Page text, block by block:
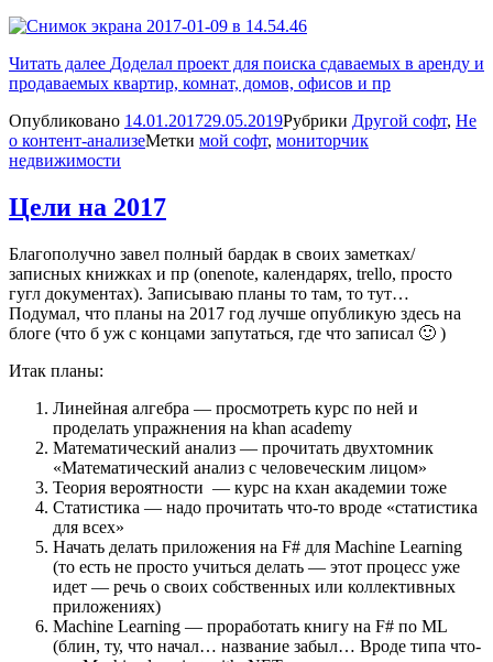
Читать далее Доделал проект для поиска сдаваемых в аренду и
продаваемых квартир, комнат, домов, офисов и пр
Опубликовано 14.01.201729.05.2019Рубрики Другой софт, Не
о контент-анализеМетки мой софт, мониторчик
недвижимости
Цели на 2017
Благополучно завел полный бардак в своих заметках/
записных книжках и пр (onenote, календарях, trello, просто
гугл документах). Записываю планы то там, то тут…
Подумал, что планы на 2017 год лучше опубликую здесь на
блоге (что б уж с концами запутаться, где что записал 🙂 )
Итак планы:
Линейная алгебра — просмотреть курс по ней и
проделать упражнения на khan academy
Математический анализ — прочитать двухтомник
«Математический анализ с человеческим лицом»
Теория вероятности — курс на кхан академии тоже
Статистика — надо прочитать что-то вроде «статистика
для всех»
Начать делать приложения на F# для Machine Learning
(то есть не просто учиться делать — этот процесс уже
идет — речь о своих собственных или коллективных
приложениях)
Machine Learning — проработать книгу на F# по ML
(блин, ту, что начал… название забыл… Вроде типа что-